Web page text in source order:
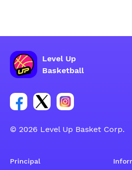
Level Up
Basketball
Enlace para el grupo social de
Enlace para el grupo
Enlace para el
© 2026 Level Up Basket Corp.
Principal